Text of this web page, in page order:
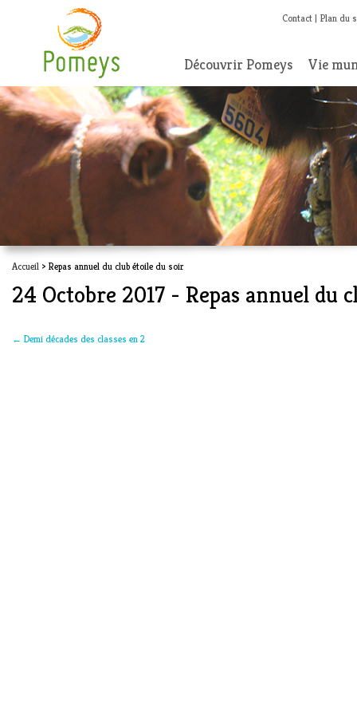
Contact Plan du
Découvrir Pomeys Vie
Accueil > Repas annuel du club étoile du soir
24 Octobre 2017 - Repas annuel du
← Demi décades des classes en 2